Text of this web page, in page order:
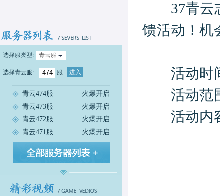
选择服类型: 青云服
选择青云服: 服 进入
火爆开启
青云474服
火爆开启
青云473服
火爆开启
青云472服
火爆开启
青云471服
37青云志
馈活动！机
活动时间
活动范
活动内